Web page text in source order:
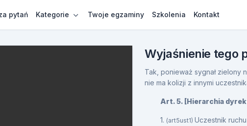
pytań Kategorie Twoje egzaminy Szkolenia Kontakt
Wyjaśnienie tego
Tak, ponieważ sygnał zielony
nie ma kolizji z innymi
Art. 5. [Hierarchia
1. (art5ust1) Uczestnik